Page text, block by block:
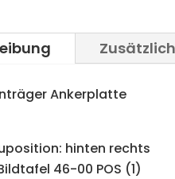
Ankerplatte
hinten rechts
46-00 POS (1)